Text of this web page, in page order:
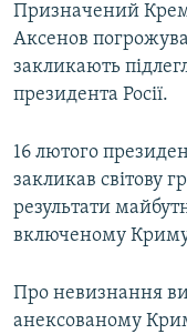
Призначений
Аксенов
закликають
президента Росії.
16 лютого
закликав світову
результати
включеному
Про невизнання
анексованому